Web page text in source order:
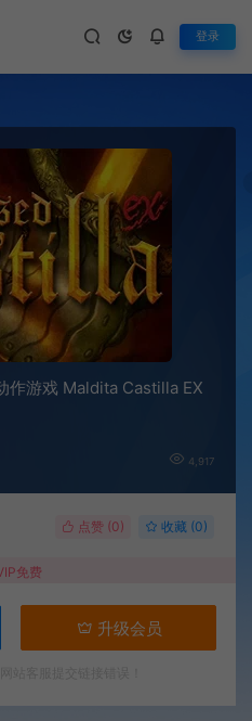
登录
作游戏 Maldita Castilla EX
4,917
点赞 (0) 收藏 (0)
免费
升级会员